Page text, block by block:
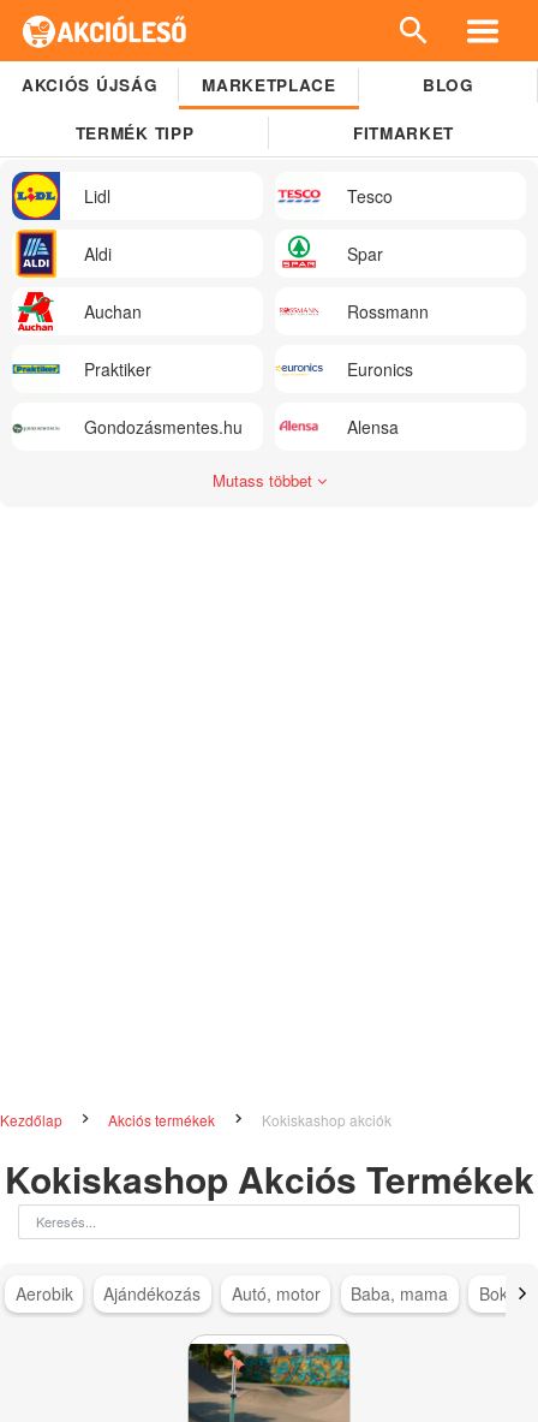
AKCIÓS ÚJSÁG MARKETPLACE BLOG
TERMÉK TIPP FITMARKET
Lidl Tesco
Aldi Spar
Auchan Rossmann
Praktiker Euronics
Gondozásmentes.hu Alensa
Mutass többet
Kezdőlap Akciós termékek Kokiskashop akciók
Kokiskashop Akciós Termékek
Aerobik Ajándékozás Autó, motor Baba, mama